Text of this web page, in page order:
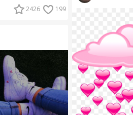
2426 199